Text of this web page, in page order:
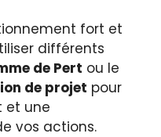
fort et
différents
de Pert ou le
de projet pour
et une
vos actions.